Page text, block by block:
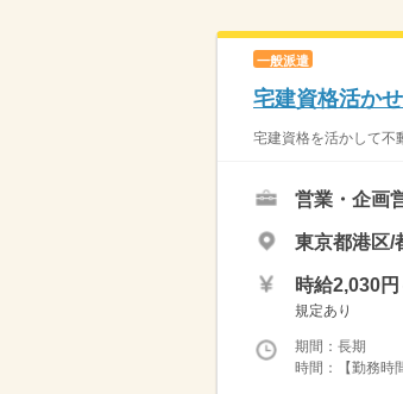
一般派遣
宅建資格活か
宅建資格を活かして不
営業・企画
東京都港区/
時給2,030円
規定あり
期間：長期
時間：【勤務時